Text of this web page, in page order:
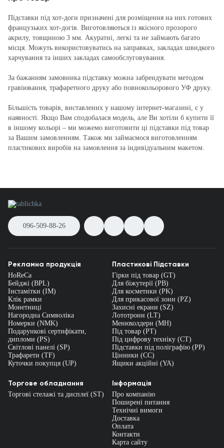
Підставки під хот-доги призначені для розміщення на них готових
французьких хот-догів. Виготовляються із якісного прозорого
акрилу, товщиною 3 мм. Акуратні, легкі та не займають багато
місця. Можуть використовуватись на заправках, закладах швидкого
харчування та інших закладах самообслуговування.
За бажанням замовника підставку можна забрендувати методом
гравіювання, трафаретного друку або повнокольорового УФ друку.
Більшість товарів, виставлених у нашому інтернет-магазині, є у
наявності. Якщо Вам сподобалася модель, але Ви хотіли б купити її
в іншому кольорі – ми можемо виготовити ці підставки під товар
за Вашим замовленням. Також ми займаємося виготовленням
пластикових виробів на замовлення за індивідуальним макетом.
096-509-88-26
Рекламна продукція
HoReCa
Бейджі (BPL)
Інстамітки (IM)
Клік рамки
Монетниці
Нагородна Символіка
Номерки (NMK)
Подарункові сертифікати,
дипломи (PS)
Світлові панелі (SP)
Трафарети (TF)
Куточки покупця (UP)
Пластикові Підставки
Гірки під товар (GT)
Для біжутерії (PB)
Для косметики (PK)
Для прикасової зони (PZ)
Захисні екрани (SZ)
Лототрони (LT)
Менюхолдери (MH)
Під товар (PT)
Під цифрову техніку (CT)
Підставки під поліграфію (PP)
Цінники (СС)
Ящики акційні (YA)
Торгове обладнання
Торгові стелажі та дисплеї (ST)
Інформація
Про компанію
Поширені питання
Технічні вимоги
Доставка
Оплата
Контакти
Карта сайту